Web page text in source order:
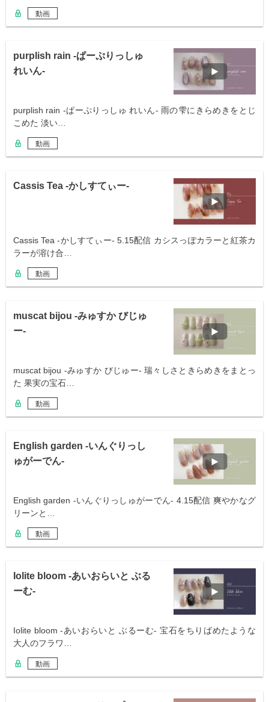
動画
purplish rain -ぱーぷりっしゅ
れいん-
purplish rain -ぱーぷりっしゅ れいん- 雨の雫にきらめきをとじ
こめた 淡い…
動画
Cassis Tea -かしすてぃー-
Cassis Tea -かしすてぃー- 5.15配信 カシスっぽカラーと紅茶カ
ラーが溶け合…
動画
muscat bijou -みゅすか びじゅ
ー-
muscat bijou -みゅすか びじゅー- 瑞々しさときらめきをまとっ
た 果実の宝石…
動画
English garden -いんぐりっし
ゅがーでん-
English garden -いんぐりっしゅがーでん- 4.15配信 爽やかなグ
リーンと…
動画
Iolite bloom -あいおらいと ぶる
ーむ-
Iolite bloom -あいおらいと ぶるーむ- 宝石をちりばめたような
大人のフラワ…
動画